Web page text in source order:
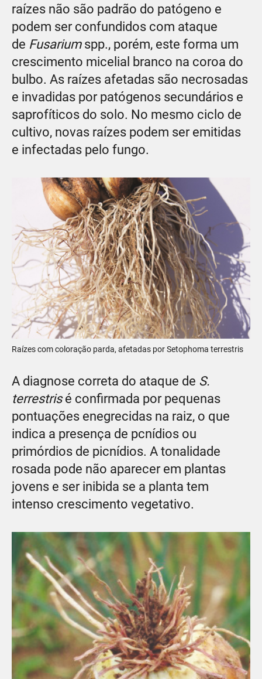
raízes não são padrão do patógeno e
podem ser confundidos com ataque
de Fusariumspp., porém, este forma um
crescimento micelial branco na coroa do
bulbo. As raízes afetadas são necrosadas
e invadidas por patógenos secundários e
saprofíticos do solo. No mesmo ciclo de
cultivo, novas raízes podem ser emitidas
e infectadas pelo fungo.
Raízes com coloração parda, afetadas por Setophoma terrestris
A diagnose correta do ataque de S.
terrestrisé confirmada por pequenas
pontuações enegrecidas na raiz, o que
indica a presença de pcnídios ou
primórdios de picnídios. A tonalidade
rosada pode não aparecer em plantas
jovens e ser inibida se a planta tem
intenso crescimento vegetativo.